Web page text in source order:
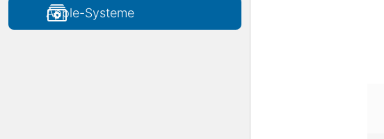
Apple-Systeme